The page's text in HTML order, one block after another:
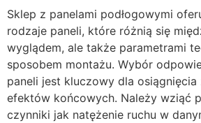
Sklep z panelami podłogowymi
rodzaje paneli, które różnią się
wyglądem, ale także parametrami
sposobem montażu. Wybór
paneli jest kluczowy dla
efektów końcowych. Należy wziąć
czynniki jak natężenie ruchu w